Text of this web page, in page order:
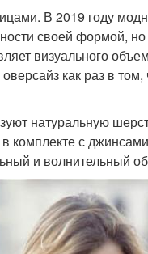
В 2019 году
своей формой,
визуального
как раз в
натуральную
комплекте с
и волнительный